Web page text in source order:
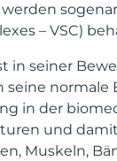
– VSC)
in seiner
seine
in der
und
Muskeln,